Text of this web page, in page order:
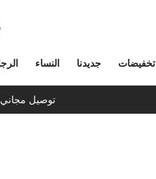
تخفيضات جديدنا النساء
توصيل مجاني